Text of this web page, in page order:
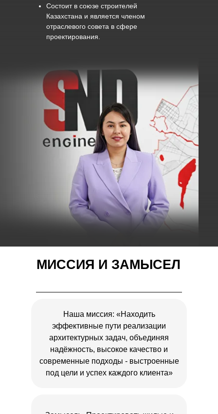
Состоит в союзе строителей
Казахстана и является членом
отраслевого совета в сфере
проектирования.
МИССИЯ И ЗАМЫСЕЛ
Наша миссия: «Находить
эффективные пути реализации
архитектурных задач, объединяя
надёжность, высокое качество и
современные подходы - выстроенные
под цели и успех каждого клиента»